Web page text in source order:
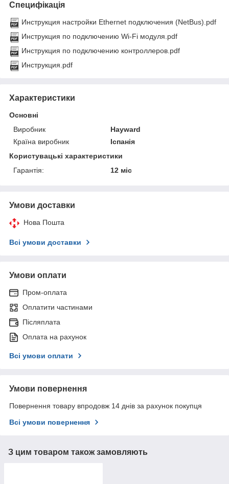
Специфікація
Инструкция настройки Ethernet подключения (NetBus).pdf
Инструкция по подключению Wi-Fi модуля.pdf
Инструкция по подключению контроллеров.pdf
Инструкция.pdf
Характеристики
Основні
Виробник
Hayward
Країна виробник
Іспанія
Користувацькі характеристики
Гарантія:
12 міс
Умови доставки
Нова Пошта
Всі умови доставки
Умови оплати
Пром-оплата
Оплатити частинами
Післяплата
Оплата на рахунок
Всі умови оплати
Умови повернення
Повернення товару впродовж 14 днів за рахунок покупця
Всі умови повернення
З цим товаром також замовляють